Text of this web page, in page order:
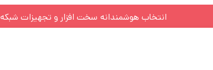
انتخاب هوشمندانه سخت افزار و تجهیزات شبکه